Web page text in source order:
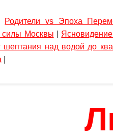
Родители vs Эпоха
силы Москвы
шептания над водой до